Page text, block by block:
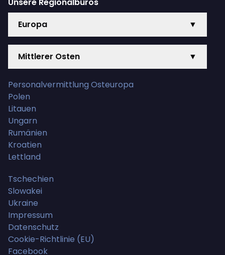
Europa
▼
Mittlerer Osten ▼
Personalvermittlung Osteuropa
Polen
Litauen
Ungarn
Rumänien
Kroatien
Lettland
Tschechien
Slowakei
Ukraine
Impressum
Datenschutz
Cookie-Richtlinie (EU)
Facebook